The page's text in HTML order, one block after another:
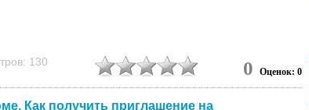
130 0 Оценок: 0
Как получить приглашение на